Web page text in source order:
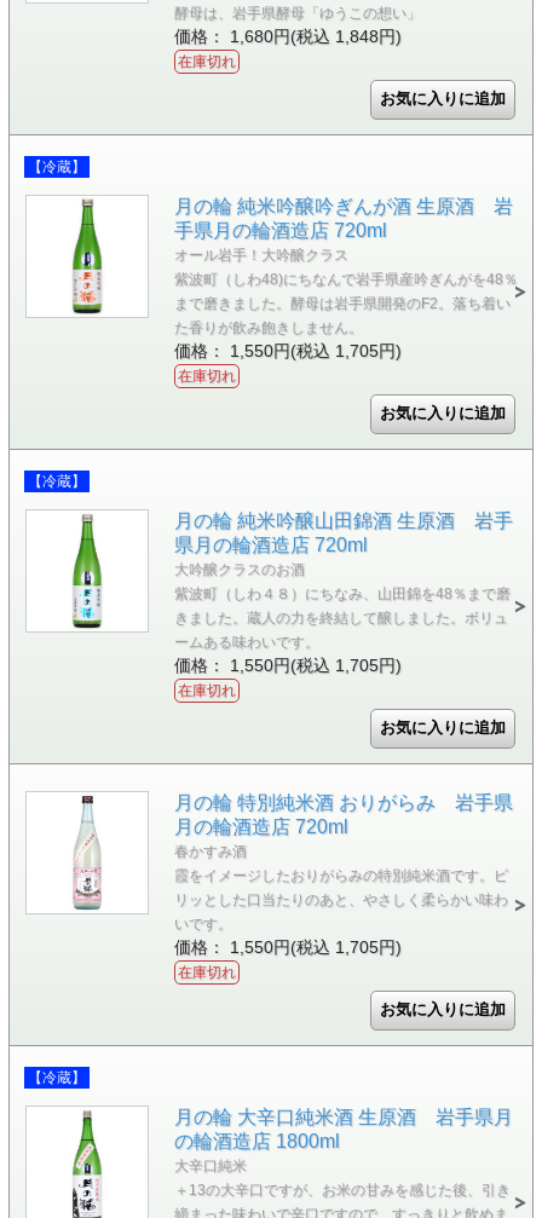
酵母は、岩手県酵母「ゆうこの想い」
価格： 1,680円(税込 1,848円)
在庫切れ
【冷蔵】
月の輪 純米吟醸吟ぎんが酒 生原酒 岩
手県月の輪酒造店 720ml
オール岩手！大吟醸クラス
紫波町（しわ48)にちなんで岩手県産吟ぎんがを48％
まで磨きました。酵母は岩手県開発のF2。落ち着い
た香りが飲み飽きしません。
価格： 1,550円(税込 1,705円)
在庫切れ
【冷蔵】
月の輪 純米吟醸山田錦酒 生原酒 岩手
県月の輪酒造店 720ml
大吟醸クラスのお酒
紫波町（しわ４８）にちなみ、山田錦を48％まで磨
きました。蔵人の力を終結して醸しました。ボリュ
ームある味わいです。
価格： 1,550円(税込 1,705円)
在庫切れ
月の輪 特別純米酒 おりがらみ 岩手県
月の輪酒造店 720ml
春かすみ酒
霞をイメージしたおりがらみの特別純米酒です。ピ
リッとした口当たりのあと、やさしく柔らかい味わ
いです。
価格： 1,550円(税込 1,705円)
在庫切れ
【冷蔵】
月の輪 大辛口純米酒 生原酒 岩手県月
の輪酒造店 1800ml
大辛口純米
＋13の大辛口ですが、お米の甘みを感じた後、引き
締まった味わいで辛口ですので、すっきりと飲めま